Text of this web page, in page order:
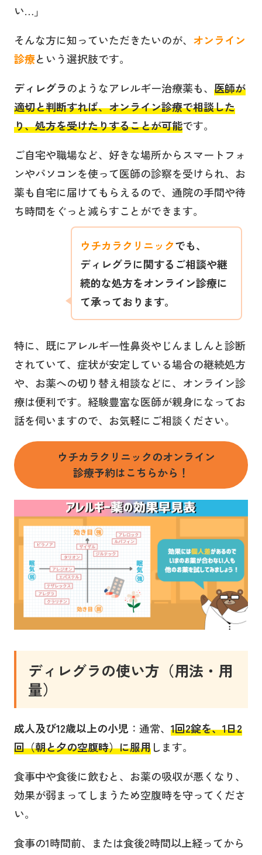
い…」
そんな方に知っていただきたいのが、 オンライン
診療という選択肢です。
ディレグラのようなアレルギー治療薬も、 医師が
適切と判断すれば、オンライン診療で相談した
り、処方を受けたりすることが可能です。
ご自宅や職場など、好きな場所からスマートフォ
ンやパソコンを使って医師の診察を受けられ、お
薬も自宅に届けてもらえるので、通院の手間や待
ち時間をぐっと減らすことができます。
ウチカラクリニックでも、
ディレグラに関するご相談や継
続的な処方をオンライン診療に
て承っております。
特に、既にアレルギー性鼻炎やじんましんと診断
されていて、症状が安定している場合の継続処方
や、お薬への切り替え相談などに、オンライン診
療は便利です。経験豊富な医師が親身になってお
話を伺いますので、お気軽にご相談ください。
ウチカラクリニックのオンライン
診療予約はこちらから！
ディレグラの使い方（用法・用
量）
成人及び12歳以上の小児 ：通常、 1回2錠を、1日2
回（朝と夕の空腹時）に服用します。
食事中や食後に飲むと、お薬の吸収が悪くなり、
効果が弱まってしまうため空腹時を守ってくださ
い。
食事の1時間前、または食後2時間以上経ってから